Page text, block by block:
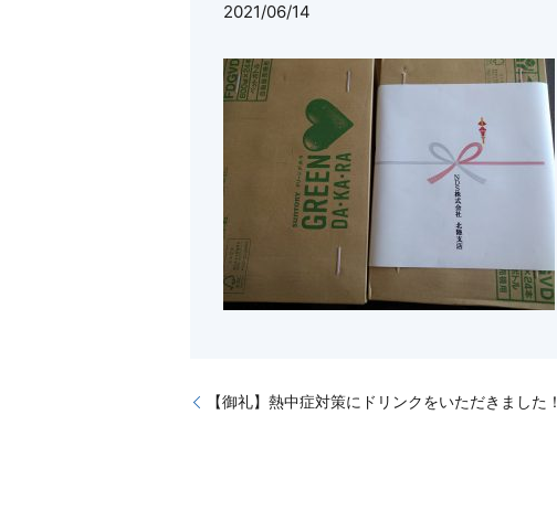
2021/06/14
【御礼】熱中症対策にドリンクをいただきました！